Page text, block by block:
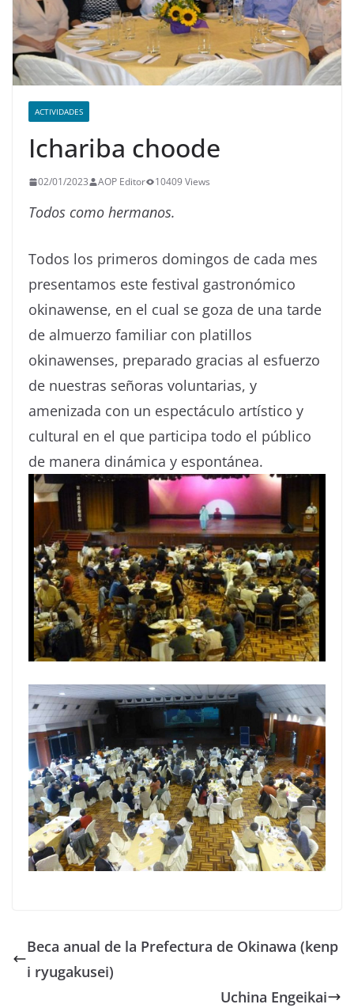
ACTIVIDADES
Ichariba choode
02/01/2023 AOP Editor 10409 Views
Todos como hermanos.
Todos los primeros domingos de cada mes
presentamos este festival gastronómico
okinawense, en el cual se goza de una tarde
de almuerzo familiar con platillos
okinawenses, preparado gracias al esfuerzo
de nuestras señoras voluntarias, y
amenizada con un espectáculo artístico y
cultural en el que participa todo el público
de manera dinámica y espontánea.
Beca anual de la Prefectura de Okinawa (kenp
i ryugakusei)
Uchina Engeikai